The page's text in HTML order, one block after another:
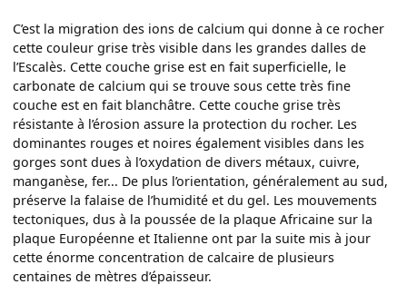
C’est la migration des ions de calcium qui donne à ce rocher
cette couleur grise très visible dans les grandes dalles de
l’Escalès. Cette couche grise est en fait superficielle, le
carbonate de calcium qui se trouve sous cette très fine
couche est en fait blanchâtre. Cette couche grise très
résistante à l’érosion assure la protection du rocher. Les
dominantes rouges et noires également visibles dans les
gorges sont dues à l’oxydation de divers métaux, cuivre,
manganèse, fer... De plus l’orientation, généralement au sud,
préserve la falaise de l’humidité et du gel. Les mouvements
tectoniques, dus à la poussée de la plaque Africaine sur la
plaque Européenne et Italienne ont par la suite mis à jour
cette énorme concentration de calcaire de plusieurs
centaines de mètres d’épaisseur.